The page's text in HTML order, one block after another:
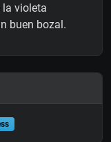
la violeta
buen bozal.